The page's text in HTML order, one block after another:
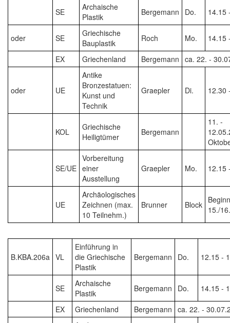
SE
Archaische
Plastik
Bergemann Do. 14.15
oder SE
Griechische
Bauplastik
Roch Mo. 14.15
EX Griechenland Bergemann ca. 22. -
oder UE
Antike
Bronzestatuen:
Kunst und
Technik
Graepler Di. 12.30
KOL
Griechische
Heiligtümer
Bergemann
11. -
SE/UE
Vorbereitung
einer
Ausstellung
Graepler Mo. 12.15
UE
Archäologisches
Zeichnen (max.
10 Teilnehm.)
Brunner Block Beginn
15./
B.KBA.206a VL
Einführung in
die Griechische
Plastik
Bergemann Do. 12.15 -
SE
Archaische
Plastik
Bergemann Do. 14.15 -
EX Griechenland Bergemann ca. 22. -